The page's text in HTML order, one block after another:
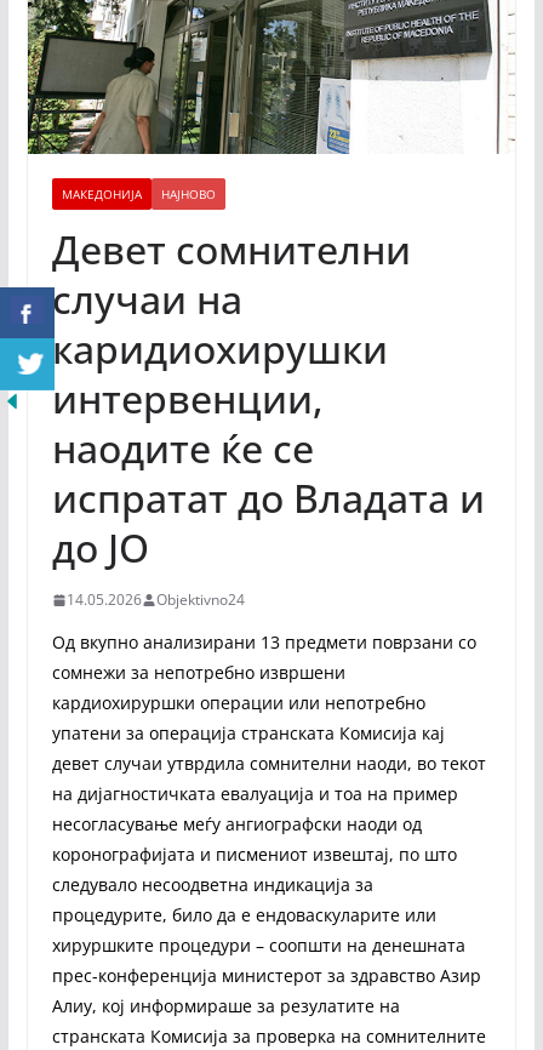
МАКЕДОНИЈА НАЈНОВО
Девет сомнителни
случаи на
каридиохирушки
интервенции,
наодите ќе се
испратат до Владата и
до ЈО
14.05.2026 Objektivno24
Од вкупно анализирани 13 предмети поврзани со
сомнежи за непотребно извршени
кардиохируршки операции или непотребно
упатени за операција странската Комисија кај
девет случаи утврдила сомнителни наоди, во текот
на дијагностичката евалуација и тоа на пример
несогласување меѓу ангиографски наоди од
коронографијата и писмениот извештај, по што
следувало несоодветна индикација за
процедурите, било да е ендоваскуларите или
хируршките процедури – соопшти на денешната
прес-конференција министерот за здравство Азир
Алиу, кој информираше за резулатите на
странската Комисија за проверка на сомнителните